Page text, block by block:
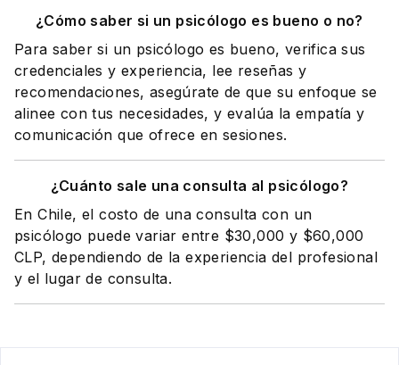
¿Cómo saber si un psicólogo es bueno o no?
Para saber si un psicólogo es bueno, verifica sus
credenciales y experiencia, lee reseñas y
recomendaciones, asegúrate de que su enfoque se
alinee con tus necesidades, y evalúa la empatía y
comunicación que ofrece en sesiones.
¿Cuánto sale una consulta al psicólogo?
En Chile, el costo de una consulta con un
psicólogo puede variar entre $30,000 y $60,000
CLP, dependiendo de la experiencia del profesional
y el lugar de consulta.